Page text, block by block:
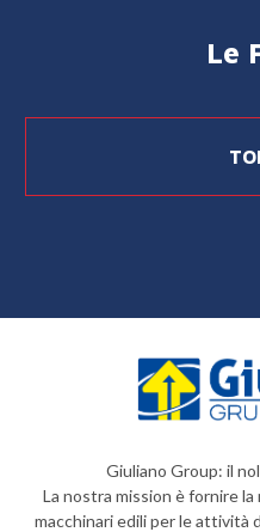
Le
Giuliano Group: il
La nostra mission è fornire
macchinari edili per le attività